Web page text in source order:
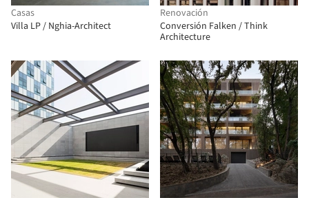
Casas
Villa LP / Nghia-Architect
Renovación
Conversión Falken / Think
Architecture